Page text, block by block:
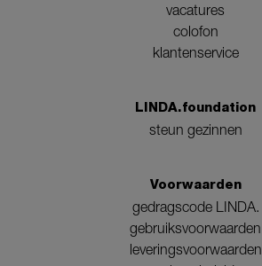
vacatures
colofon
klantenservice
LINDA.foundation
steun gezinnen
Voorwaarden
gedragscode LINDA.
gebruiksvoorwaarden
leveringsvoorwaarden